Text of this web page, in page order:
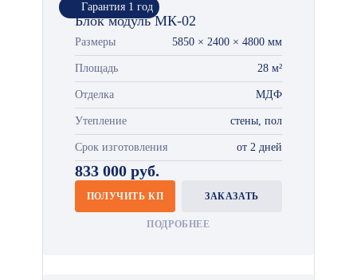
Гарантия 1 год
Блок модуль МК-02
Размеры 5850 × 2400 × 4800 мм
Площадь 28 м²
Отделка МДФ
Утепление стены, пол
Срок изготовления от 2 дней
833 000 руб.
ПОЛУЧИТЬ КП ЗАКАЗАТЬ
ПОДРОБНЕЕ